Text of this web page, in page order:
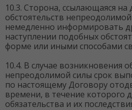
10.3. Сторона, ссылающаяся на
обстоятельств
немедленно информировать
наступлении подобных
форме или иными способами
10.4. В случае возникновения
непреодолимой силы срок
по настоящему Договору
времени, в течение которого
обязательства и их